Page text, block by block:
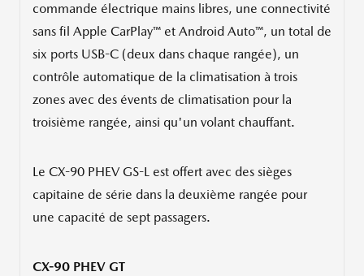
commande électrique mains libres, une connectivité
sans fil Apple CarPlay™ et Android Auto™, un total de
six ports USB-C (deux dans chaque rangée), un
contrôle automatique de la climatisation à trois
zones avec des évents de climatisation pour la
troisième rangée, ainsi qu'un volant chauffant.
Le CX-90 PHEV GS-L est offert avec des sièges
capitaine de série dans la deuxième rangée pour
une capacité de sept passagers.
CX-90 PHEV GT